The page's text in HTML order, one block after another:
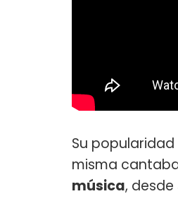
Su
misma
música, desde